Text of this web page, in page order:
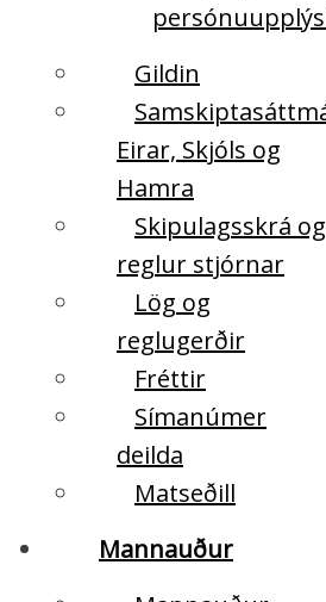
Gildin
Eirar, Skjóls og
Hamra
Skipulagsskrá og
reglur stjórnar
Lög og
reglugerðir
Fréttir
Símanúmer
deilda
Matseðill
Mannauður